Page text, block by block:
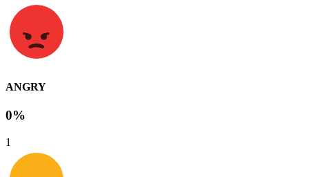
ANGRY
0%
1